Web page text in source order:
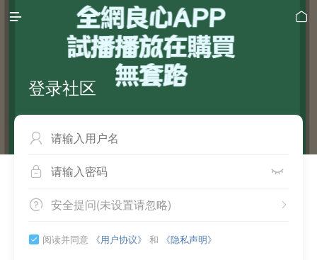
 
登录社区

 
 
安全提问(未设置请忽略)
 阅读并同意 《用户协议》 和 《隐私声明》